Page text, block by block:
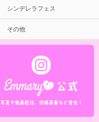
シンデレラフェス
その他